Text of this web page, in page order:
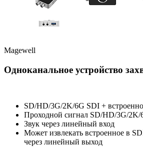
Magewell
Одноканальное устройство
SD/HD/3G/2K/6G SDI +
Проходной сигнал SD/HD/3G/2K/
Звук через линейный вход
Может извлекать встроенное в
через линейный выход